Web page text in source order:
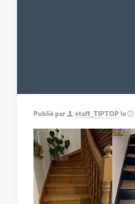
Publié par staff_TIPTOP le